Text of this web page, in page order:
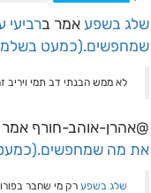
שלג בשפע אמר ב
שמחפשים.(כמעט
לא ממש הבנתי דב תמי ויריב
@אהרן-אוהב-חורף
את מה
שלג בשפע רק מי שחבר